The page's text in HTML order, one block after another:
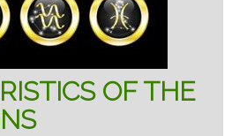
OF THE